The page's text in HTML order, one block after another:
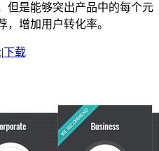
但是能够突出产品中的每个元
增加用户转化率。
|下载